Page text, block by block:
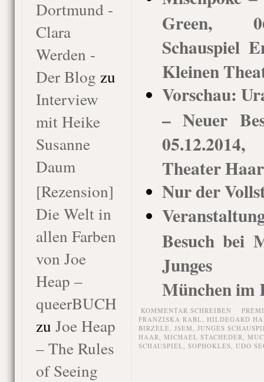
Dortmund -
Clara
Werden -
Der Blog zu
Interview
mit Heike
Susanne
Daum
[Rezension]
Die Welt in
allen Farben
von Joe
Heap –
queerBUCH
zu Joe Heap
– The Rules
of Seeing
Green,
Schauspiel
Kleinen
Vorschau:
– Neuer
Theater Haar
Nur der
Besuch bei
Junges
München im
KOMMENTAR SCHREIBEN
FRANZISKA RABL, HILDEGARD
BIRZELE, JSEM, JUNGES
HAAR, MICHAEL STACHEDER,
SCHAUSPIEL, SOPHOKLES, UDO